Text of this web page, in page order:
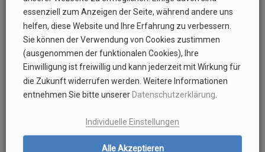
PAD-Preisträger
private Austausche
Culinarium
Events
Europa-Tag
Projektwochen
Projekttage 2019
Wettbewerbe Bildende Kunst
essenziell zum Anzeigen der Seite, während andere uns
helfen, diese Website und Ihre Erfahrung zu verbessern.
Sie können der Verwendung von Cookies zustimmen
(ausgenommen der funktionalen Cookies), Ihre
Einwilligung ist freiwillig und kann jederzeit mit Wirkung für
die Zukunft widerrufen werden. Weitere Informationen
entnehmen Sie bitte unserer Datenschutzerklärung
Individuelle Einstellungen
Alle Akzeptieren